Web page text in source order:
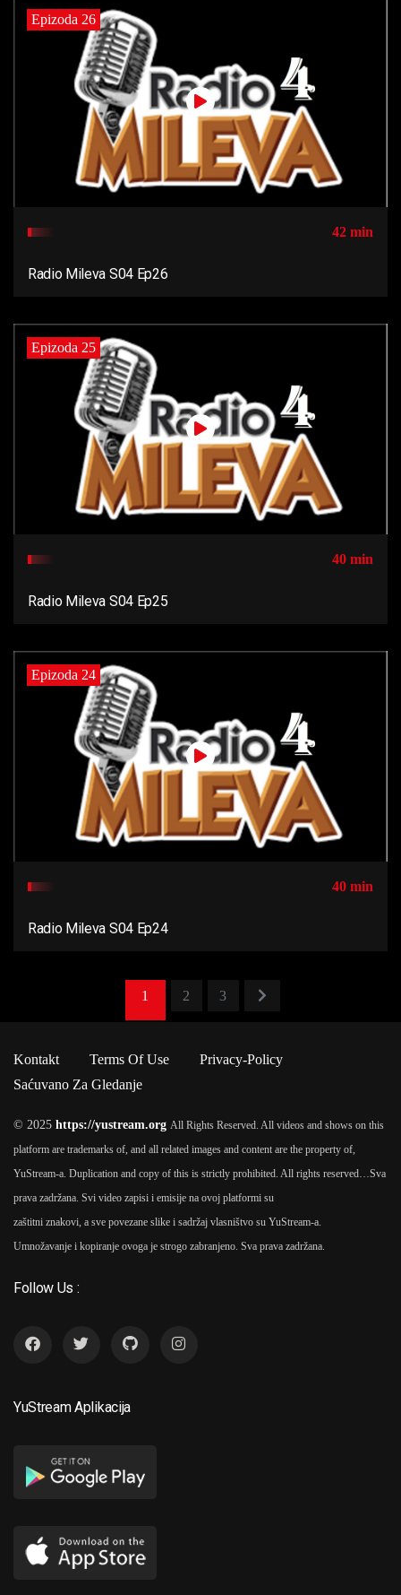
Epizoda 26
42 min
Radio Mileva S04 Ep26
Epizoda 25
40 min
Radio Mileva S04 Ep25
Epizoda 24
40 min
Radio Mileva S04 Ep24
1 2 3
Kontakt Terms Of Use
Privacy-Policy
Saćuvano Za Gledanje
© 2025 https://yustream.org All Rights Reserved. All videos and shows on this
platform are trademarks of, and all related images and content are the property of,
YuStream-a. Duplication and copy of this is strictly prohibited. All rights reserved… Sva
prava zadržana. Svi video zapisi i emisije na ovoj platformi su
zaštitni znakovi, a sve povezane slike i sadržaj vlasništvo su YuStream-a.
Umnožavanje i kopiranje ovoga je strogo zabranjeno. Sva prava zadržana.
Follow Us :
YuStream Aplikacija